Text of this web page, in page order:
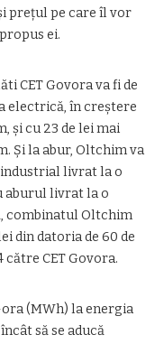
preţul pe care îl vor
ei.
CET Govora va fi de
electrică, în creştere
şi cu 23 de lei mai
Şi la abur, Oltchim va
livrat la o
aburul livrat la o
combinatul Oltchim
din datoria de 60 de
către CET Govora.
(MWh) la energia
să se aducă